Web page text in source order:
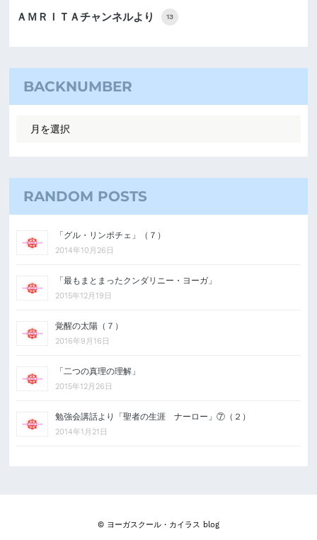
ＡＭＲＩＴＡチャンネルより 13
BACKNUMBER
RANDOM POSTS
「グル・リンポチェ」（７）
2014年10月26日
「最もまとまったクンダリニー・ヨーガ」
2015年12月19日
覚醒の太陽（７）
2016年9月16日
「二つの真理の理解」
2015年12月26日
勉強会講話より「聖者の生涯 ナーロー」⑦（２）
2014年1月21日
© ヨーガスクール・カイラス blog